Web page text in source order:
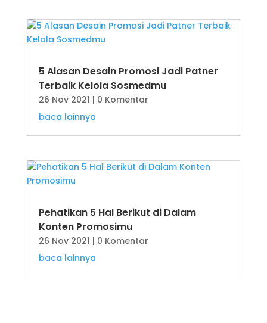
5 Alasan Desain Promosi Jadi Patner
Terbaik Kelola Sosmedmu
26 Nov 2021 | 0 Komentar
baca lainnya
Pehatikan 5 Hal Berikut di Dalam
Konten Promosimu
26 Nov 2021 | 0 Komentar
baca lainnya